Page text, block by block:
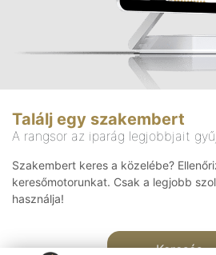
Találj egy szakembert
A rangsor az iparág legjobbjait
Szakembert keres a közelébe?
keresőmotorunkat. Csak a legjobb
használja!
Keresés